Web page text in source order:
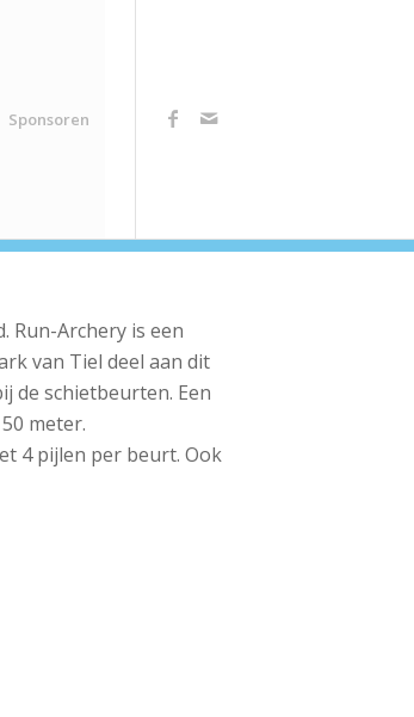
Sponsoren
Run-Archery is een
van Tiel deel aan dit
de schietbeurten. Een
meter.
4 pijlen per beurt. Ook